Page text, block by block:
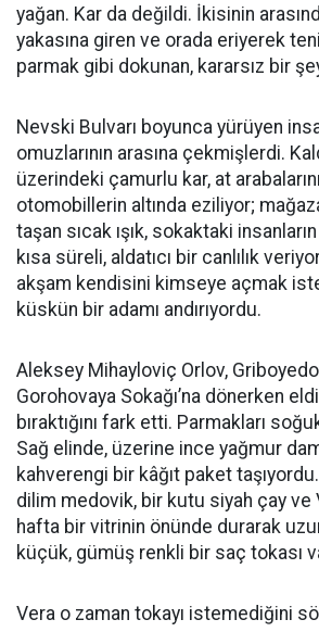
yağan. Kar da değildi. İkisinin
yakasına giren ve orada eriyerek
parmak gibi dokunan, kararsız bir
Nevski Bulvarı boyunca yürüyen
omuzlarının arasına çekmişlerdi.
üzerindeki çamurlu kar, at
otomobillerin altında eziliyor;
taşan sıcak ışık, sokaktaki
kısa süreli, aldatıcı bir canlılık
akşam kendisini kimseye açmak
küskün bir adamı andırıyordu.
Aleksey Mihayloviç Orlov,
Gorohovaya Sokağı’na dönerken
bıraktığını fark etti. Parmakları
Sağ elinde, üzerine ince yağmur
kahverengi bir kâğıt paket
dilim medovik, bir kutu siyah çay ve
hafta bir vitrinin önünde durarak
küçük, gümüş renkli bir saç tokası
Vera o zaman tokayı istemediğini